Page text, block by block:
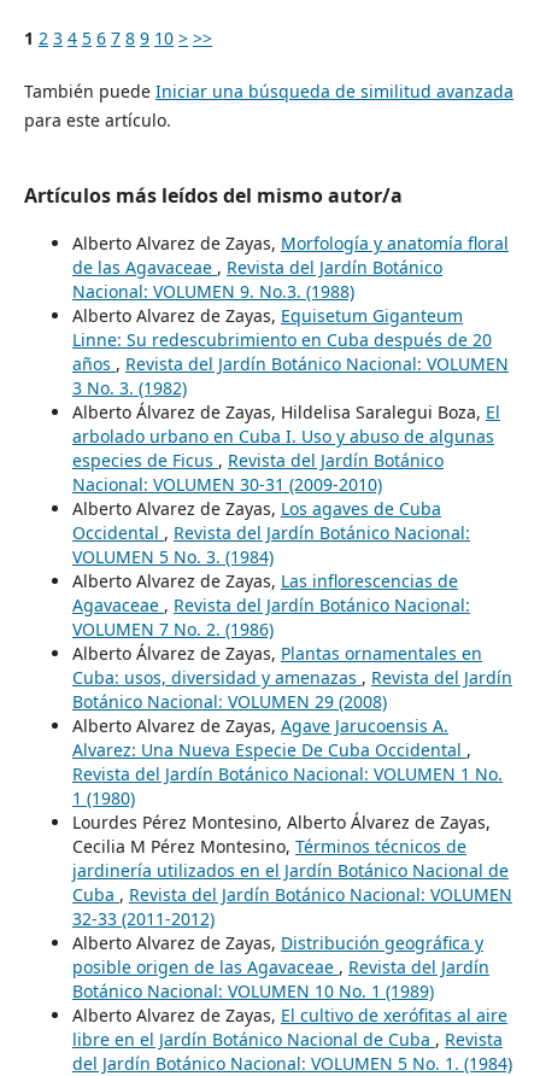
1 2 3 4 5 6 7 8 9 10 > >>
También puede Iniciar una búsqueda de similitud avanzada
para este artículo.
Artículos más leídos del mismo autor/a
Alberto Alvarez de Zayas, Morfología y anatomía floral
de las Agavaceae , Revista del Jardín Botánico
Nacional: VOLUMEN 9. No.3. (1988)
Alberto Alvarez de Zayas, Equisetum Giganteum
Linne: Su redescubrimiento en Cuba después de 20
años , Revista del Jardín Botánico Nacional: VOLUMEN
3 No. 3. (1982)
Alberto Álvarez de Zayas, Hildelisa Saralegui Boza, El
arbolado urbano en Cuba I. Uso y abuso de algunas
especies de Ficus , Revista del Jardín Botánico
Nacional: VOLUMEN 30-31 (2009-2010)
Alberto Alvarez de Zayas, Los agaves de Cuba
Occidental , Revista del Jardín Botánico Nacional:
VOLUMEN 5 No. 3. (1984)
Alberto Alvarez de Zayas, Las inflorescencias de
Agavaceae , Revista del Jardín Botánico Nacional:
VOLUMEN 7 No. 2. (1986)
Alberto Álvarez de Zayas, Plantas ornamentales en
Cuba: usos, diversidad y amenazas , Revista del Jardín
Botánico Nacional: VOLUMEN 29 (2008)
Alberto Alvarez de Zayas, Agave Jarucoensis A.
Alvarez: Una Nueva Especie De Cuba Occidental ,
Revista del Jardín Botánico Nacional: VOLUMEN 1 No.
1 (1980)
Lourdes Pérez Montesino, Alberto Álvarez de Zayas,
Cecilia M Pérez Montesino, Términos técnicos de
jardinería utilizados en el Jardín Botánico Nacional de
Cuba , Revista del Jardín Botánico Nacional: VOLUMEN
32-33 (2011-2012)
Alberto Alvarez de Zayas, Distribución geográfica y
posible origen de las Agavaceae , Revista del Jardín
Botánico Nacional: VOLUMEN 10 No. 1 (1989)
Alberto Alvarez de Zayas, El cultivo de xerófitas al aire
libre en el Jardín Botánico Nacional de Cuba , Revista
del Jardín Botánico Nacional: VOLUMEN 5 No. 1. (1984)